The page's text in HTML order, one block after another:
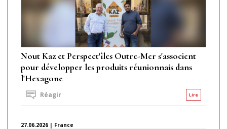
Nout Kaz et Perspect'îles Outre-Mer s'associent
pour développer les produits réunionnais dans
l'Hexagone
Lire
Réagir
27.06.2026 | France